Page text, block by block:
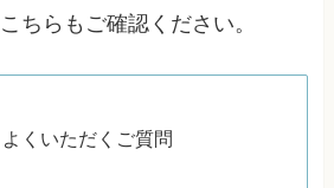
ちらもご確認ください。
よくいただくご質問